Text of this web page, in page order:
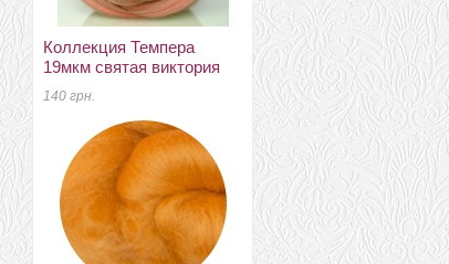
Коллекция Темпера
19мкм святая виктория
140 грн.
бленд темпера
140 грн.